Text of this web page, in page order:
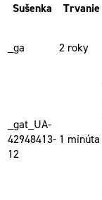
Sušenka
Trvanie
_ga 2 roky
_gat_UA-
42948413-
12
1 minúta